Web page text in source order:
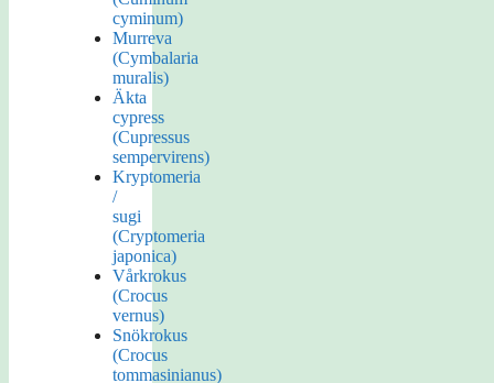
cyminum)
Murreva
(Cymbalaria
muralis)
Äkta
cypress
(Cupressus
sempervirens)
Kryptomeria
/
sugi
(Cryptomeria
japonica)
Vårkrokus
(Crocus
vernus)
Snökrokus
(Crocus
tommasinianus)